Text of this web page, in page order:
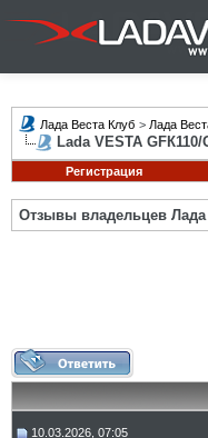
Лада Веста Клуб > Лада
Lada VESTA
Регистрация
Отзывы владельцев Лада
10.03.2026, 07:05